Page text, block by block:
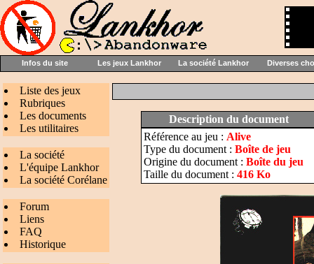
Infos du site Les jeux Lankhor La société Lankhor Diverses
Liste des jeux
Rubriques
Les documents
Les utilitaires
La société
L'équipe Lankhor
La société Corélane
Forum
Liens
FAQ
Historique
Description du document
Référence au jeu : Alive
Type du document : Boîte de jeu
Origine du document : Boîte du jeu
Taille du document : 416 Ko